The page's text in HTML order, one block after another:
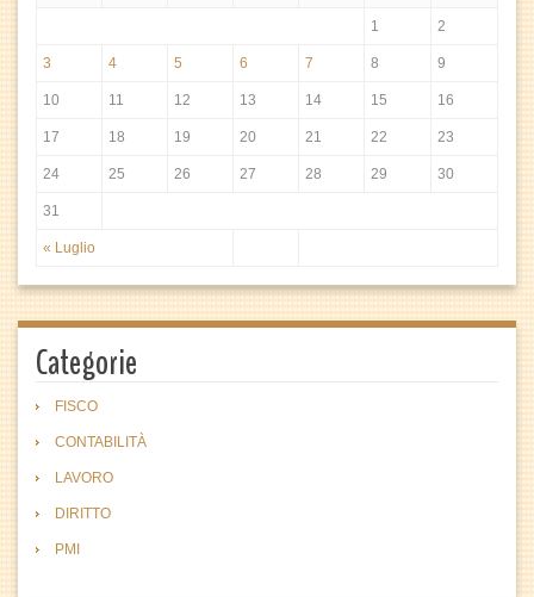
« Luglio
1 2
3 4 5 6 7 8 9
10 11 12 13 14 15 16
17 18 19 20 21 22 23
24 25 26 27 28 29 30
31
Categorie
FISCO
CONTABILITÀ
LAVORO
DIRITTO
PMI